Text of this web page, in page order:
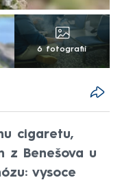
6 fotografií
cigaretu,
z Benešova u
vysoce